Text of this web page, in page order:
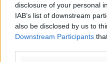
disclosure of your personal
IAB’s list of downstream
also be disclosed by us to
Downstream Participants